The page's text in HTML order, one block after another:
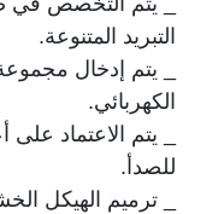
التبريد المتنوعة.
_ يتم إدخال مجموعة
الكهربائي.
_ يتم الاعتماد على
للصدأ.
_ ترميم الهيكل